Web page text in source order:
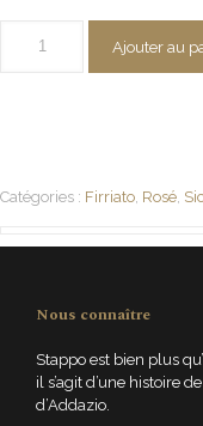
Ajouter au
Catégories : Firriato, Rosé,
Nous connaître
Stappo est bien plus
il s’agit d’une histoire
d’Addazio.